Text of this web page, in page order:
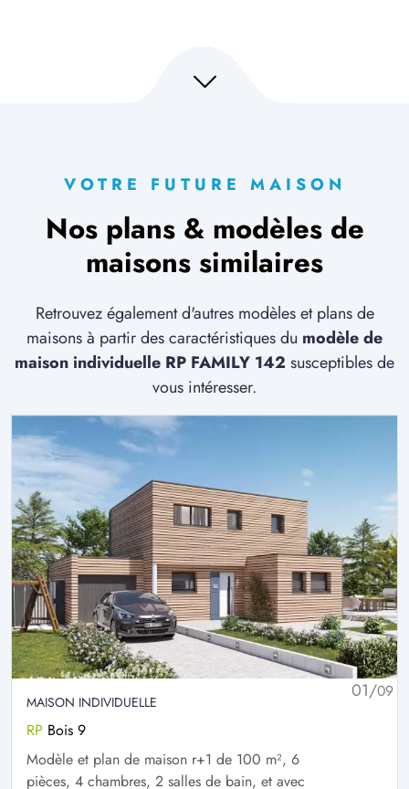
VOTRE FUTURE MAISON
Nos plans & modèles de
maisons similaires
Retrouvez également d'autres modèles et plans de
maisons à partir des caractéristiques du modèle de
maison individuelle RP FAMILY 142 susceptibles de
vous intéresser.
01/09
MAISON INDIVIDUELLE
RP Bois 9
Modèle et plan de maison r+1 de 100 m², 6
pièces, 4 chambres, 2 salles de bain, et avec